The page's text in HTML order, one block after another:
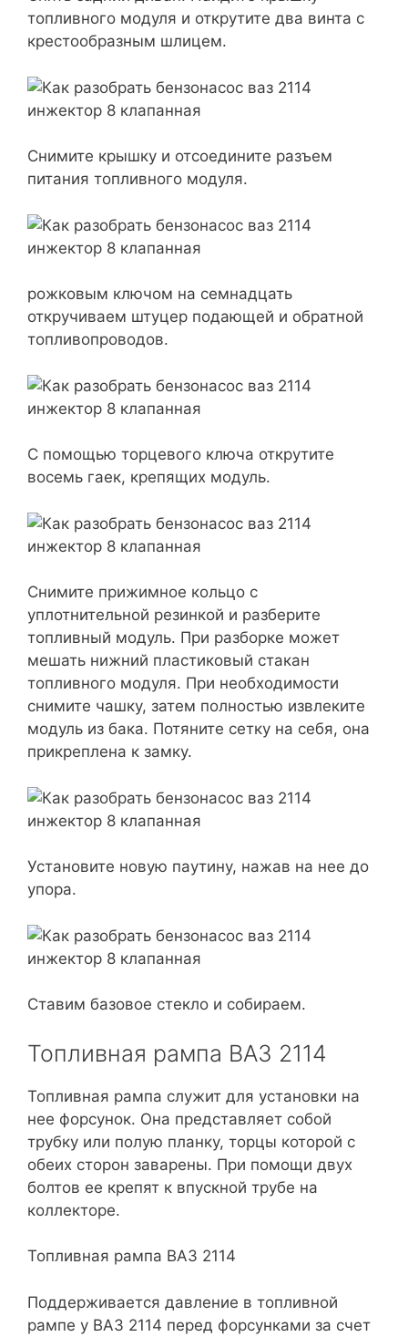
топливного модуля и открутите два винта с
крестообразным шлицем.
Снимите крышку и отсоедините разъем
питания топливного модуля.
рожковым ключом на семнадцать
откручиваем штуцер подающей и обратной
топливопроводов.
С помощью торцевого ключа открутите
восемь гаек, крепящих модуль.
Снимите прижимное кольцо с
уплотнительной резинкой и разберите
топливный модуль. При разборке может
мешать нижний пластиковый стакан
топливного модуля. При необходимости
снимите чашку, затем полностью извлеките
модуль из бака. Потяните сетку на себя, она
прикреплена к замку.
Установите новую паутину, нажав на нее до
упора.
Ставим базовое стекло и собираем.
Топливная рампа ВАЗ 2114
Топливная рампа служит для установки на
нее форсунок. Она представляет собой
трубку или полую планку, торцы которой с
обеих сторон заварены. При помощи двух
болтов ее крепят к впускной трубе на
коллекторе.
Топливная рампа ВАЗ 2114
Поддерживается давление в топливной
рампе у ВАЗ 2114 перед форсунками за счет